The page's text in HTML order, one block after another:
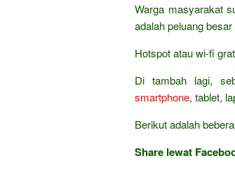
Warga masyarakat
adalah peluang
Hotspot atau wi-fi
Di tambah lagi,
smartphone, tablet,
Berikut adalah
Share lewat